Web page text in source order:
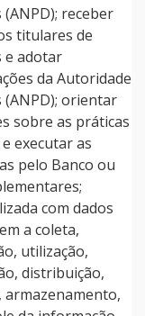
receber
titulares de
e adotar
da Autoridade
(ANPD); orientar
sobre as práticas
executar as
pelo Banco ou
com dados
a coleta,
utilização,
distribuição,